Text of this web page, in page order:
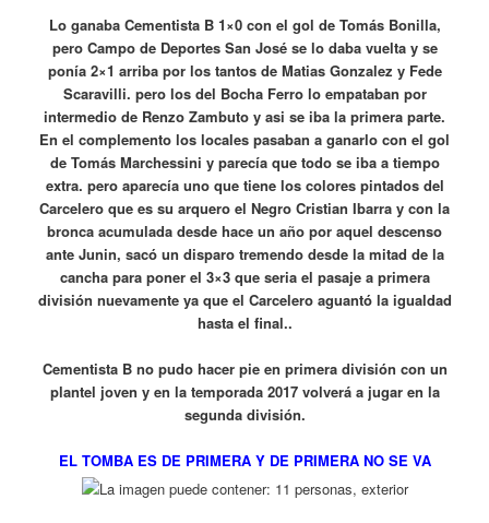
Lo ganaba Cementista B 1×0 con el gol de Tomás Bonilla,
pero Campo de Deportes San José se lo daba vuelta y se
ponía 2×1 arriba por los tantos de Matias Gonzalez y Fede
Scaravilli. pero los del Bocha Ferro lo empataban por
intermedio de Renzo Zambuto y asi se iba la primera parte.
En el complemento los locales pasaban a ganarlo con el gol
de Tomás Marchessini y parecía que todo se iba a tiempo
extra. pero aparecía uno que tiene los colores pintados del
Carcelero que es su arquero el Negro Cristian Ibarra y con la
bronca acumulada desde hace un año por aquel descenso
ante Junin, sacó un disparo tremendo desde la mitad de la
cancha para poner el 3×3 que seria el pasaje a primera
división nuevamente ya que el Carcelero aguantó la igualdad
hasta el final..
Cementista B no pudo hacer pie en primera división con un
plantel joven y en la temporada 2017 volverá a jugar en la
segunda división.
EL TOMBA ES DE PRIMERA Y DE PRIMERA NO SE VA